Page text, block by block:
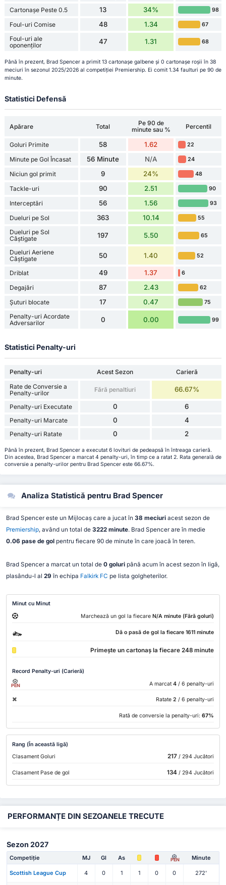
Cartonașe Peste 0.5 13 34% 98
Foul-uri Comise 48 1.34 67
Foul-uri ale
oponenților
47 1.31 68
Până în prezent, Brad Spencer a primit 13 cartonașe galbene și 0 cartonașe roșii în 38
meciuri în sezonul 2025/2026 al competiției Premiership. Ei comit 1.34 faulturi pe 90 de
minute.
Statistici Defensă
Apărare Total
Pe 90 de
minute sau %
Percentil
Goluri Primite 58 1.62 22
Minute pe Gol Încasat 56 Minute N/A 24
Niciun gol primit 9 24% 48
Tackle-uri 90 2.51 90
Interceptări 56 1.56 93
Dueluri pe Sol 363 10.14 55
Dueluri pe Sol
Câștigate
197 5.50 65
Dueluri Aeriene
Câștigate
50 1.40 52
Driblat 49 1.37 6
Degajări 87 2.43 62
Șuturi blocate 17 0.47 75
Penalty-uri Acordate
Adversarilor
0 0.00 99
Statistici Penalty-uri
Penalty-uri Acest Sezon
Carieră
Rate de Conversie a
Penalty-urilor
Fără penaltiuri 66.67%
Penalty-uri Executate 0 6
Penalty-uri Marcate 0 4
Penalty-uri Ratate 0 2
Până în prezent, Brad Spencer a executat 6 lovituri de pedeapsă în întreaga carieră.
Din acestea, Brad Spencer a marcat 4 penalty-uri, în timp ce a ratat 2. Rata generală de
conversie a penalty-urilor pentru Brad Spencer este 66.67%.
Analiza Statistică pentru Brad Spencer
Brad Spencer este un Mijlocaș care a jucat în 38 meciuriacest sezon de
Premiership, având un total de 3222 minute. Brad Spencer are în medie
0.06 pase de golpentru fiecare 90 de minute în care joacă în teren.
Brad Spencer a marcat un total de 0 goluripână acum în acest sezon în ligă,
plasându-l al 29 în echipa Falkirk FC pe lista golgheterilor.
Minut cu Minut
Marchează un gol la fiecare N/A minute (Fără goluri)
Dă o pasă de gol la fiecare 1611 minute
Primește un cartonaș la fiecare 248 minute
Record Penalty-uri (Carieră)
PEN A marcat 4 / 6 penalty-uri
Ratate 2 / 6 penalty-uri
Rată de conversie la penalty-uri: 67%
Rang (În această ligă)
Clasament Goluri
217/ 294 Jucători
Clasament Pase de gol 134/ 294 Jucători
PERFORMANȚE DIN SEZOANELE TRECUTE
Sezon 2027
Competiție MJ Gl As PEN Minute
Scottish League Cup 4 0 1 1 0 0 272'